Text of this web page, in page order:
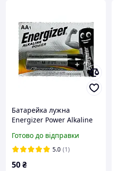
Батарейка лужна
Energizer Power Alkaline
Готово до відправки
5.0 (1)
50₴